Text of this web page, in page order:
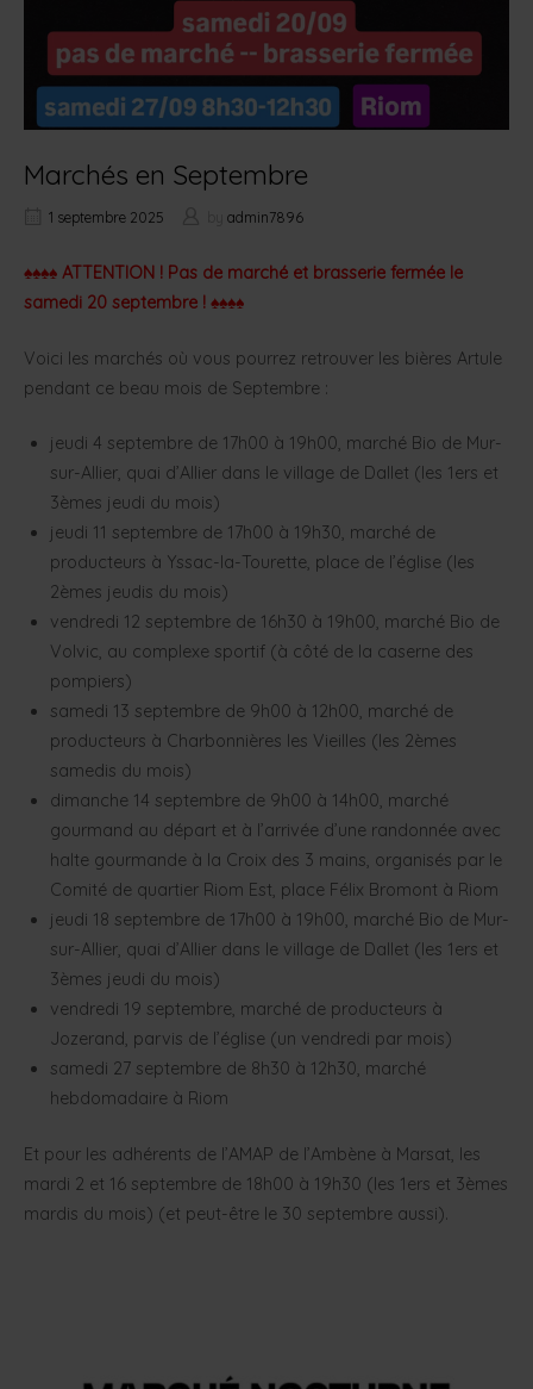
Marchés en Septembre
1 septembre 2025 admin7896
♠♠♠♠ ATTENTION ! Pas de marché et brasserie fermée le
samedi 20 septembre ! ♠♠♠♠
Voici les marchés où vous pourrez retrouver les bières Artule
pendant ce beau mois de Septembre :
jeudi 4 septembre de 17h00 à 19h00, marché Bio de Mur-
sur-Allier, quai d’Allier dans le village de Dallet (les 1ers et
3èmes jeudi du mois)
jeudi 11 septembre de 17h00 à 19h30, marché de
producteurs à Yssac-la-Tourette, place de l’église (les
2èmes jeudis du mois)
vendredi 12 septembre de 16h30 à 19h00, marché Bio de
Volvic, au complexe sportif (à côté de la caserne des
pompiers)
samedi 13 septembre de 9h00 à 12h00, marché de
producteurs à Charbonnières les Vieilles (les 2èmes
samedis du mois)
dimanche 14 septembre de 9h00 à 14h00, marché
gourmand au départ et à l’arrivée d’une randonnée avec
halte gourmande à la Croix des 3 mains, organisés par le
Comité de quartier Riom Est, place Félix Bromont à Riom
jeudi 18 septembre de 17h00 à 19h00, marché Bio de Mur-
sur-Allier, quai d’Allier dans le village de Dallet (les 1ers et
3èmes jeudi du mois)
vendredi 19 septembre, marché de producteurs à
Jozerand, parvis de l’église (un vendredi par mois)
samedi 27 septembre de 8h30 à 12h30, marché
hebdomadaire à Riom
Et pour les adhérents de l’AMAP de l’Ambène à Marsat, les
mardi 2 et 16 septembre de 18h00 à 19h30 (les 1ers et 3èmes
mardis du mois) (et peut-être le 30 septembre aussi).